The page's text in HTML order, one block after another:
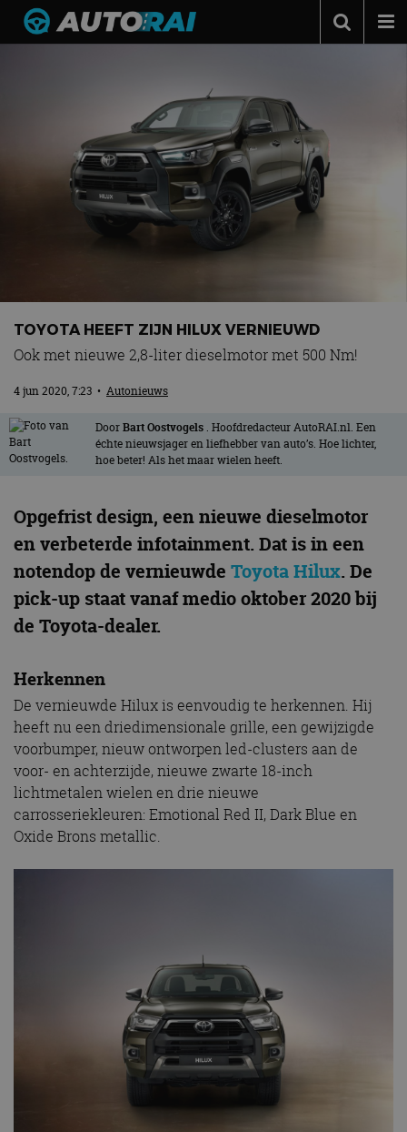
Automerken
Adverteren
TOYOTA HEEFT ZIJN HILUX VERNIEUWD
Ook met nieuwe 2,8-liter dieselmotor met 500 Nm!
4 jun 2020, 7:23 • Autonieuws
DoorBart Oostvogels . Hoofdredacteur AutoRAI.nl. Een
échte nieuwsjager en liefhebber van auto’s. Hoe lichter,
hoe beter! Als het maar wielen heeft.
Opgefrist design, een nieuwe dieselmotor
en verbeterde infotainment. Dat is in een
notendop de vernieuwde Toyota Hilux. De
pick-up staat vanaf medio oktober 2020 bij
de Toyota-dealer.
Herkennen
De vernieuwde Hilux is eenvoudig te herkennen. Hij
heeft nu een driedimensionale grille, een gewijzigde
voorbumper, nieuw ontworpen led-clusters aan de
voor- en achterzijde, nieuwe zwarte 18-inch
lichtmetalen wielen en drie nieuwe
carrosseriekleuren: Emotional Red II, Dark Blue en
Oxide Brons metallic.